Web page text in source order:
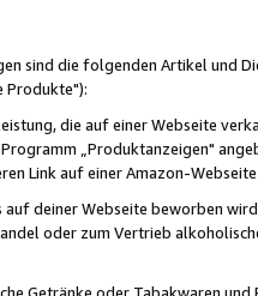
sind die folgenden Artikel und
Produkte"):
die auf einer Webseite
„Produktanzeigen"
Link auf einer Amazon-
deiner Webseite beworben
oder zum Vertrieb